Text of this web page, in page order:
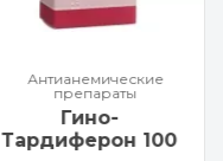
Антианемические
препараты
Гино-
Тардиферон 100